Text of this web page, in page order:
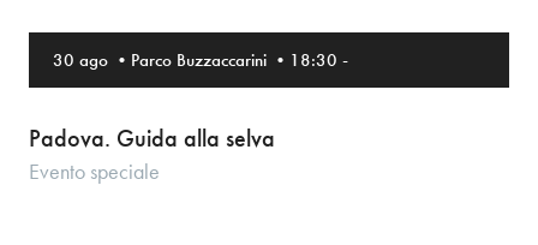
30 ago • Parco Buzzaccarini • 18:30 -
Padova. Guida alla selva
Evento speciale